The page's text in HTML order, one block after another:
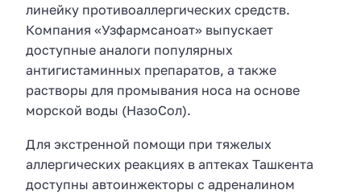
линейку противоаллергических средств.
Компания «Узфармсаноат» выпускает
доступные аналоги популярных
антигистаминных препаратов, а также
растворы для промывания носа на основе
морской воды (НазоСол).
Для экстренной помощи при тяжелых
аллергических реакциях в аптеках Ташкента
доступны автоинжекторы с адреналином